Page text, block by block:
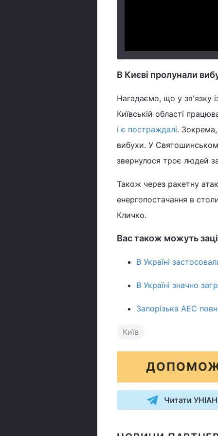
В Києві пролунали
Нагадаємо, що у зв'язку
Київській області
і є постраждалі.
вибухи. У
звернулося троє людей
Також через ракетну
енергопостачання в
Кличко.
Вас також можуть
В Україні
В Україні значно
Запорізька АЕС
Київ
Читати